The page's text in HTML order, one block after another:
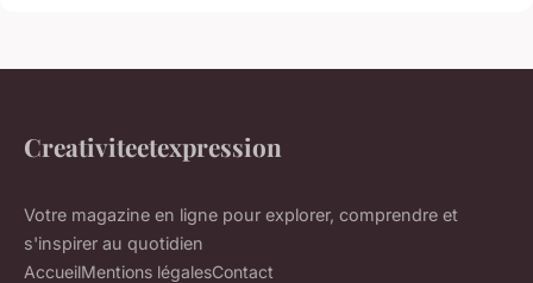
Creativiteetexpression
Votre magazine en ligne pour explorer, comprendre et
s'inspirer au quotidien
AccueilMentions légalesContact